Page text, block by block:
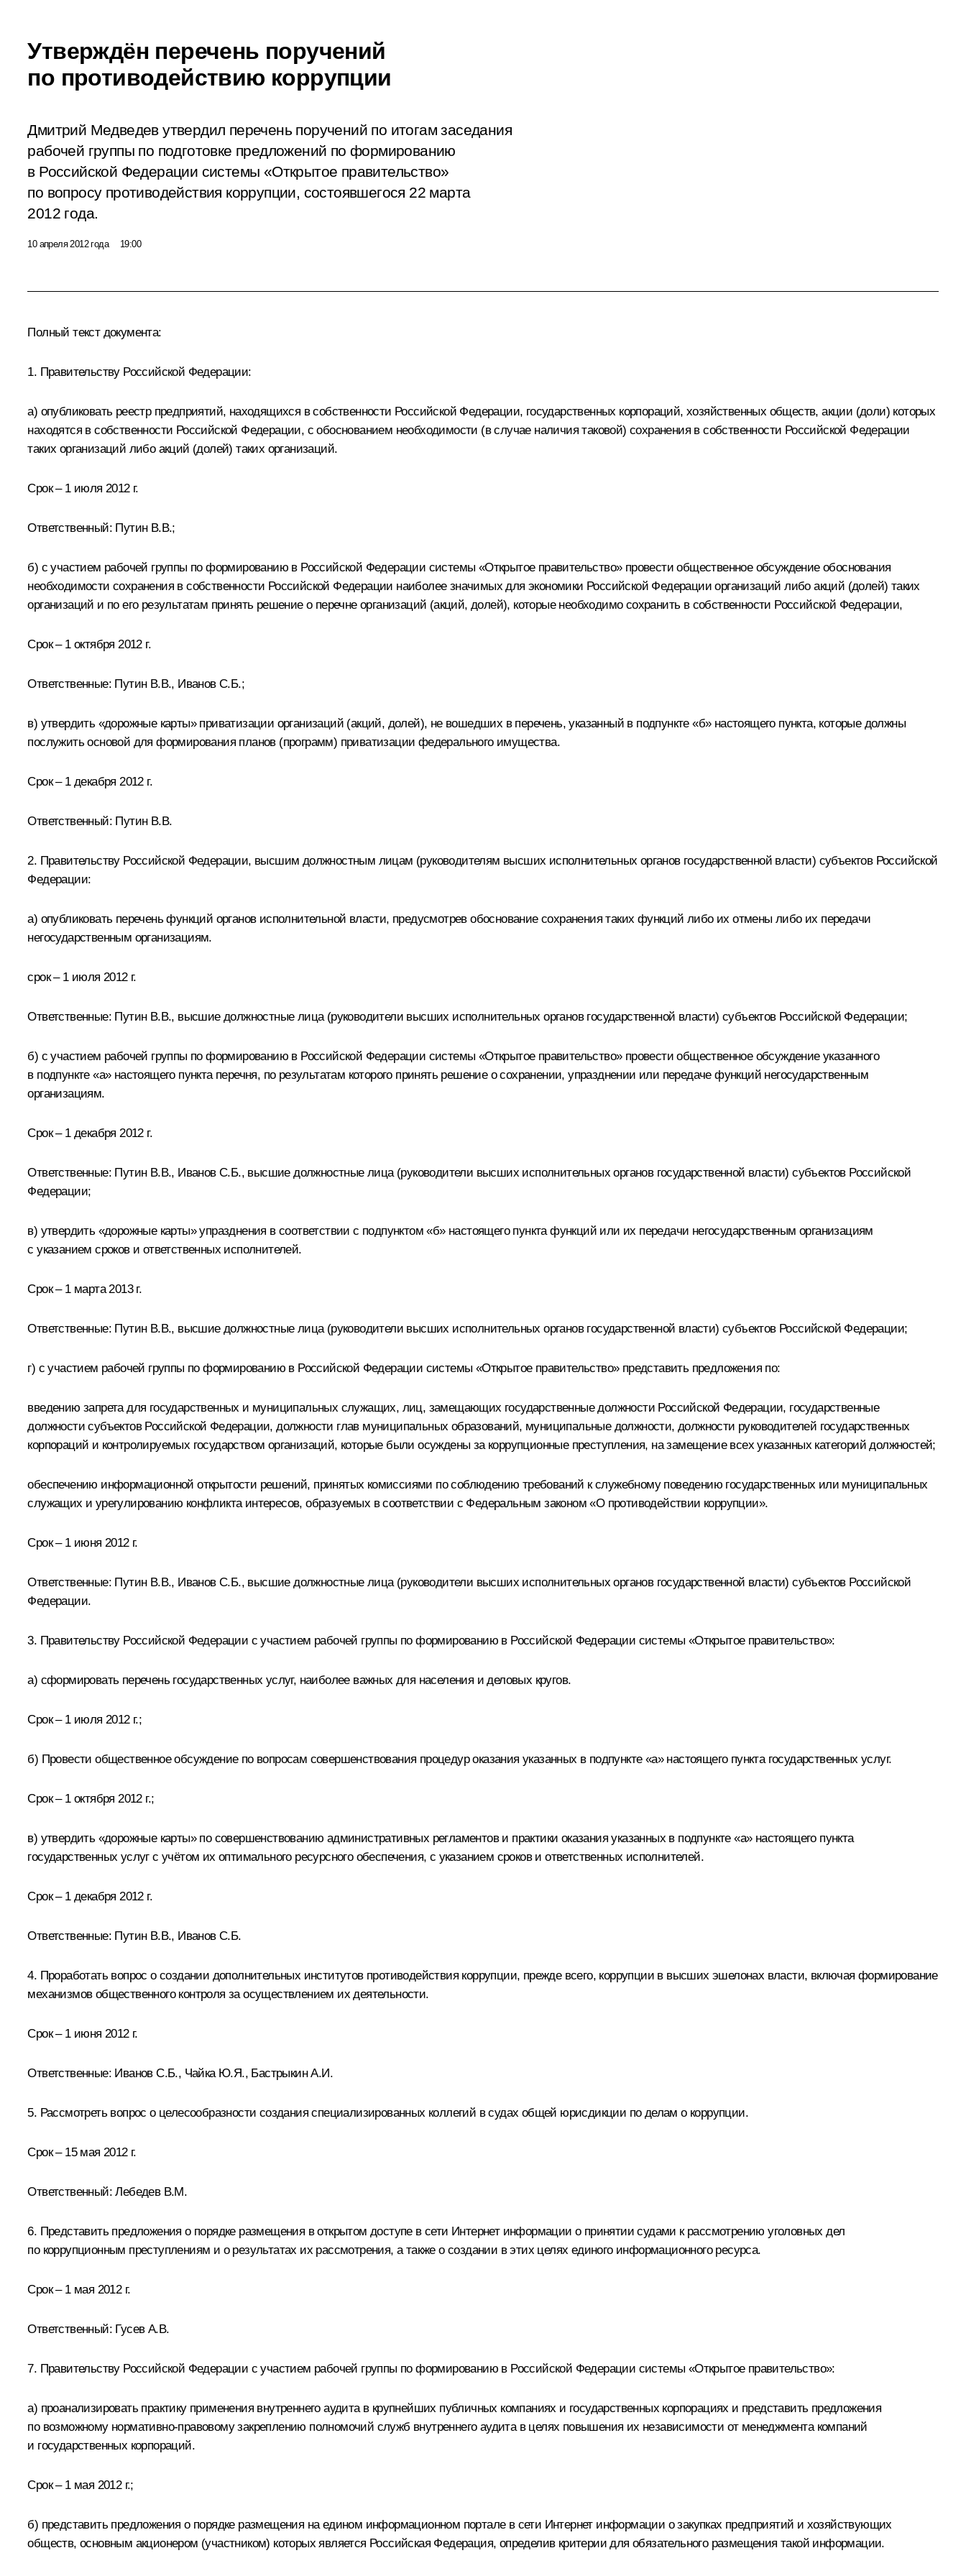
Утверждён перечень поручений
по противодействию коррупции
Дмитрий Медведев утвердил перечень поручений по итогамзаседания
рабочей группы по подготовке предложений по формированию
в Российской Федерации системы «Открытое правительство»
по вопросу противодействия коррупции, состоявшегося 22 марта
2012 года.
10 апреля 2012 года 19:00
Полный текст документа:
1. Правительству Российской Федерации:
а) опубликовать реестр предприятий, находящихся в собственности Российской Федерации, государственных корпораций, хозяйственных обществ, акции (доли) которых
находятся в собственности Российской Федерации, с обоснованием необходимости (в случае наличия таковой) сохранения в собственности Российской Федерации
таких организаций либо акций (долей) таких организаций.
Срок – 1 июля 2012 г.
Ответственный: Путин В.В.;
б) с участием рабочей группы по формированию в Российской Федерации системы «Открытое правительство» провести общественное обсуждение обоснования
необходимости сохранения в собственности Российской Федерации наиболее значимых для экономики Российской Федерации организаций либо акций (долей) таких
организаций и по его результатам принять решение о перечне организаций (акций, долей), которые необходимо сохранить в собственности Российской Федерации,
Срок – 1 октября 2012 г.
Ответственные: Путин В.В., Иванов С.Б.;
в) утвердить «дорожные карты» приватизации организаций (акций, долей), не вошедших в перечень, указанный в подпункте «б» настоящего пункта, которые должны
послужить основой для формирования планов (программ) приватизации федерального имущества.
Срок – 1 декабря 2012 г.
Ответственный: Путин В.В.
2. Правительству Российской Федерации, высшим должностным лицам (руководителям высших исполнительных органов государственной власти) субъектов Российской
Федерации:
а) опубликовать перечень функций органов исполнительной власти, предусмотрев обоснование сохранения таких функций либо их отмены либо их передачи
негосударственным организациям.
срок – 1 июля 2012 г.
Ответственные: Путин В.В., высшие должностные лица (руководители высших исполнительных органов государственной власти) субъектов Российской Федерации;
б) с участием рабочей группы по формированию в Российской Федерации системы «Открытое правительство» провести общественное обсуждение указанного
в подпункте «а» настоящего пункта перечня, по результатам которого принять решение о сохранении, упразднении или передаче функций негосударственным
организациям.
Срок – 1 декабря 2012 г.
Ответственные: Путин В.В., Иванов С.Б., высшие должностные лица (руководители высших исполнительных органов государственной власти) субъектов Российской
Федерации;
в) утвердить «дорожные карты» упразднения в соответствии с подпунктом «б» настоящего пункта функций или их передачи негосударственным организациям
с указанием сроков и ответственных исполнителей.
Срок – 1 марта 2013 г.
Ответственные: Путин В.В., высшие должностные лица (руководители высших исполнительных органов государственной власти) субъектов Российской Федерации;
г) с участием рабочей группы по формированию в Российской Федерации системы «Открытое правительство» представить предложения по:
введению запрета для государственных и муниципальных служащих, лиц, замещающих государственные должности Российской Федерации, государственные
должности субъектов Российской Федерации, должности глав муниципальных образований, муниципальные должности, должности руководителей государственных
корпораций и контролируемых государством организаций, которые были осуждены за коррупционные преступления, на замещение всех указанных категорий должностей;
обеспечению информационной открытости решений, принятых комиссиями по соблюдению требований к служебному поведению государственных или муниципальных
служащих и урегулированию конфликта интересов, образуемых в соответствии с Федеральным законом «О противодействии коррупции».
Срок – 1 июня 2012 г.
Ответственные: Путин В.В., Иванов С.Б., высшие должностные лица (руководители высших исполнительных органов государственной власти) субъектов Российской
Федерации.
3. Правительству Российской Федерации с участием рабочей группы по формированию в Российской Федерации системы «Открытое правительство»:
а) сформировать перечень государственных услуг, наиболее важных для населения и деловых кругов.
Срок – 1 июля 2012 г.;
б) Провести общественное обсуждение по вопросам совершенствования процедур оказания указанных в подпункте «а» настоящего пункта государственных услуг.
Срок – 1 октября 2012 г.;
в) утвердить «дорожные карты» по совершенствованию административных регламентов и практики оказания указанных в подпункте «а» настоящего пункта
государственных услуг с учётом их оптимального ресурсного обеспечения, с указанием сроков и ответственных исполнителей.
Срок – 1 декабря 2012 г.
Ответственные: Путин В.В., Иванов С.Б.
4. Проработать вопрос о создании дополнительных институтов противодействия коррупции, прежде всего, коррупции в высших эшелонах власти, включая формирование
механизмов общественного контроля за осуществлением их деятельности.
Срок – 1 июня 2012 г.
Ответственные: Иванов С.Б., Чайка Ю.Я., Бастрыкин А.И.
5. Рассмотреть вопрос о целесообразности создания специализированных коллегий в судах общей юрисдикции по делам о коррупции.
Срок – 15 мая 2012 г.
Ответственный:Лебедев В.М.
6. Представить предложения о порядке размещения в открытом доступе в сети Интернет информации о принятии судами к рассмотрению уголовных дел
по коррупционным преступлениям и о результатах их рассмотрения, а также о создании в этих целях единого информационного ресурса.
Срок – 1 мая 2012 г.
Ответственный: Гусев А.В.
7. Правительству Российской Федерации с участием рабочей группы по формированию в Российской Федерации системы «Открытое правительство»:
а) проанализировать практику применения внутреннего аудита в крупнейших публичных компаниях и государственных корпорациях и представить предложения
по возможному нормативно-правовому закреплению полномочий служб внутреннего аудита в целях повышения их независимости от менеджмента компаний
и государственных корпораций.
Срок – 1 мая 2012 г.;
б) представить предложения о порядке размещения на едином информационном портале в сети Интернет информации о закупках предприятий и хозяйствующих
обществ, основным акционером (участником) которых является Российская Федерация, определив критерии для обязательного размещения такой информации.